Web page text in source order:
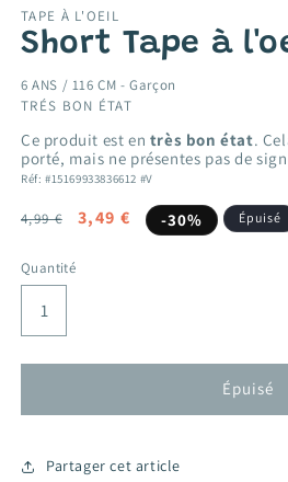
dans
une
fenêtre
TAPE À L'OEIL
Short Tape à
6 ANS / 116 CM -Garçon
TRÉS BON ÉTAT
Ce produit est en très bon état.
porté, mais ne présentes pas de
Réf: #15169933836612 #V
Prix
4,99 €
Prix
3,49 € -30% Épuisé
Quantité
Épuisé
Partager cet article